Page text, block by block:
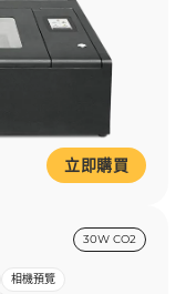
立即購買
30W CO2
相機預覽